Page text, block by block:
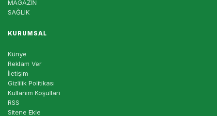
MAGAZİN
SAĞLIK
KURUMSAL
Künye
Reklam Ver
İletişim
Gizlilik Politikası
Kullanım Koşulları
RSS
Sitene Ekle